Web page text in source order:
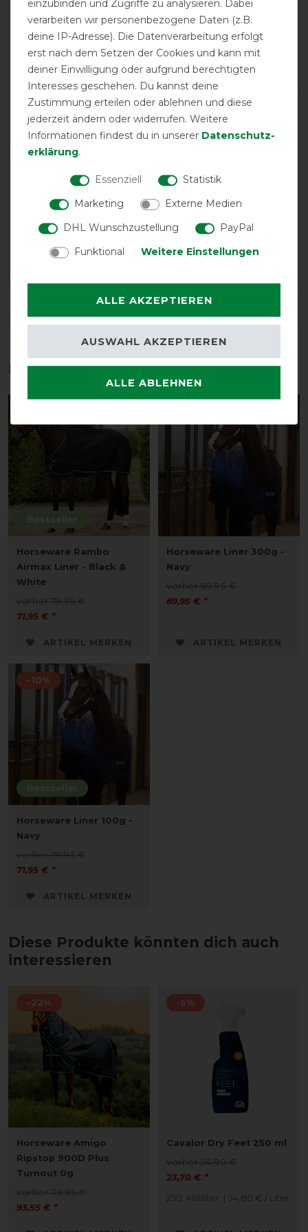
Positive
100%
Neutral
0%
Negative
0%
LATEST REVIEWS
Bestes Produkt, dessen Qualität einfach nie enttäuscht.
20.12.2021
Die Decke ist großzügig geschnitten, also auf jeden Fall
Passform und hält schön warm. Kein verrutschen und
für kältere Tage und geschorene Pferde mit Liner-
System hervorragend nutzbar.
DETAILS ZUR PRODUKTSICHERHEIT
Das perfekte Zubehör für dich
Bestseller
Horseware Rambo
Airmax Liner - Black &
White
vorher 79,95 €
71,95 € *
ARTIKEL MERKEN
Horseware Liner 300g -
Navy
vorher 99,95 €
89,95 € *
ARTIKEL MERKEN
Bestseller
-10%
Horseware Liner 100g -
Navy
vorher 79,95 €
71,95 € *
ARTIKEL MERKEN
Diese Produkte könnten dich auch
interessieren
-22%
Horseware Amigo
Ripstop 900D Plus
Turnout 0g
vorher 119,95 €
93,55 € *
-5%
Cavalor Dry Feet 250 ml
vorher 24,90 €
23,70 € *
250 Milliliter | 94,80 € / Liter
einzubinden und Zugriffe zu analysieren. Dabei
verarbeiten wir personenbezogene Daten (z.B.
deine IP-Adresse). Die Datenverarbeitung erfolgt
erst nach dem Setzen der Cookies und kann mit
deiner Einwilligung oder aufgrund berechtigten
Interesses geschehen. Du kannst deine
Zustimmung erteilen oder ablehnen und diese
jederzeit ändern oder widerrufen. Weitere
Informationen findest du in unserer Daten­schutz­
erklärung.
Essenziell
Statistik
Marketing
Externe Medien
DHL Wunschzustellung
PayPal
Funktional
Weitere Einstellungen
ALLE AKZEPTIEREN
ALLE ABLEHNEN
AUSWAHL AKZEPTIEREN